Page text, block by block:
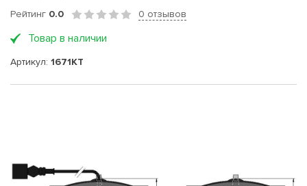
Рейтинг 0.0 0 отзывов
Товар в наличии
Артикул: 1671KT